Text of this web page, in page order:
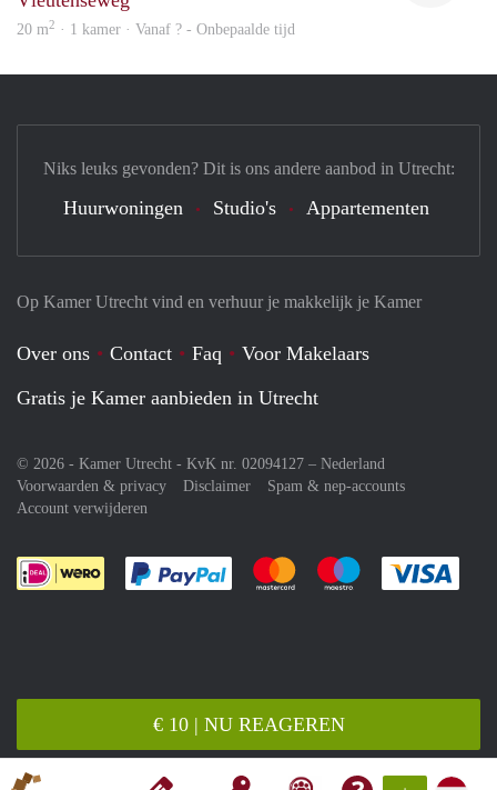
€ 10 | NU REAGEREN
20 m2 · 1 kamer · Vanaf ? - Onbepaalde tijd
Op Kamer Utrecht vind en verhuur je makkelijk je Kamer
Over ons Contact Faq
Voor Makelaars
Gratis je Kamer aanbieden in Utrecht
© 2026 - Kamer Utrecht - KvK nr. 02094127 – Nederland
Voorwaarden & privacy
Disclaimer
Spam & nep-accounts
Account verwijderen
Je rekent gemakkelijk af met Paypal
Je rekent gemakkelijk af met
Je rekent
Niks leuks gevonden? Dit is ons andere aanbod in Utrecht:
Huurwoningen Studio's Appartementen